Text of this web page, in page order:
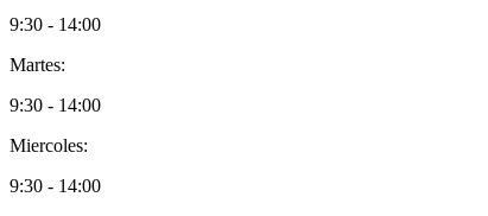
9:30 - 14:00
Martes:
9:30 - 14:00
Miercoles:
9:30 - 14:00